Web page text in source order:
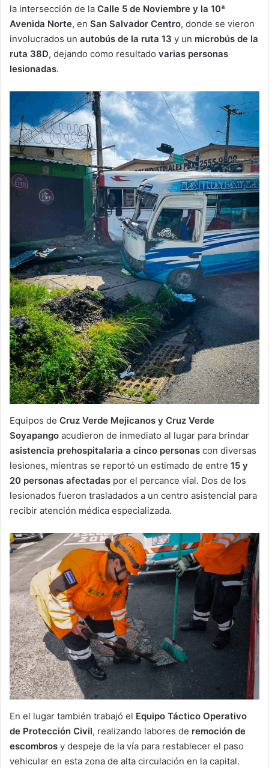
la intersección de la Calle 5 de Noviembre y la 10ª
Avenida Norte, en San Salvador Centro, donde se vieron
involucrados un autobús de la ruta 13 y un microbús de la
ruta 38D, dejando como resultado varias personas
lesionadas.
Equipos de Cruz Verde Mejicanos y Cruz Verde
Soyapango acudieron de inmediato al lugar para brindar
asistencia prehospitalaria a cinco personas con diversas
lesiones, mientras se reportó un estimado de entre 15 y
20 personas afectadas por el percance vial. Dos de los
lesionados fueron trasladados a un centro asistencial para
recibir atención médica especializada.
En el lugar también trabajó el Equipo Táctico Operativo
de Protección Civil, realizando labores de remoción de
escombros y despeje de la vía para restablecer el paso
vehicular en esta zona de alta circulación en la capital.